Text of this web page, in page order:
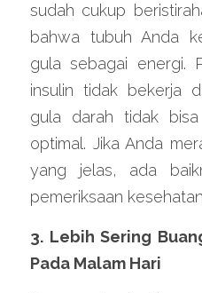
sudah cukup
bahwa tubuh Anda
gula sebagai energi.
insulin tidak bekerja
gula darah tidak
optimal. Jika Anda
yang jelas, ada
pemeriksaan
3. Lebih Sering
Pada Malam Hari